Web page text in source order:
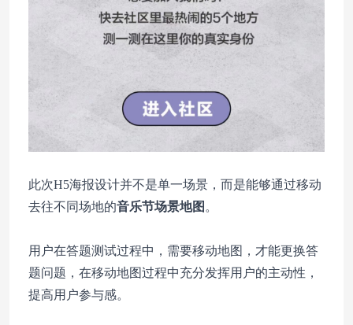
此次H5海报设计并不是单一场景，而是能够通过移动
去往不同场地的音乐节场景地图 。
用户在答题测试过程中，需要移动地图，才能更换答
题问题，在移动地图过程中充分发挥用户的主动性，
提高用户参与感。